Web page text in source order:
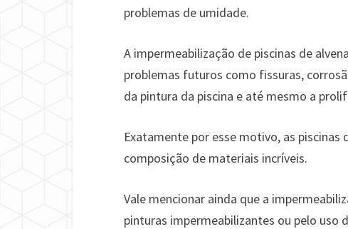
problemas de umidade.
A impermeabilização de piscinas de
problemas futuros como fissuras,
da pintura da piscina e até mesmo a
Exatamente por esse motivo, as piscinas
composição de materiais incríveis.
Vale mencionar ainda que a
pinturas impermeabilizantes ou pelo uso